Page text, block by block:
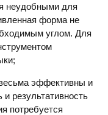
неудобными для
форма не
углом. Для
эффективны и
результативность
потребуется